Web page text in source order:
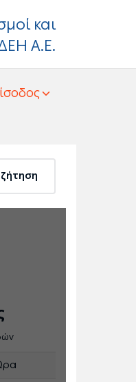
και
Α.Ε.